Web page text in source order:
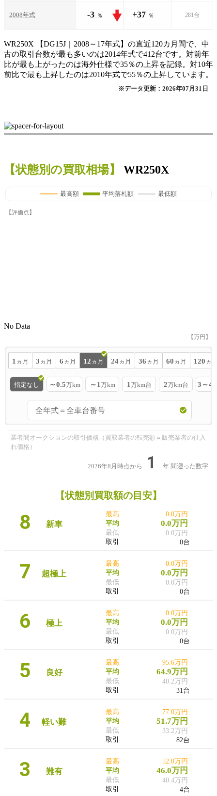
2008年式 -3 ％ +37 ％ 281台
WR250X 【DG15J｜2008～17年式】の直近120カ月間で、中
古の取引台数が最も多いのは2014年式で412台です。対前年
比が最も上がったのは海外仕様で35％の上昇を記録。対10年
前比で最も上昇したのは2010年式で55％の上昇しています。
※データ更新：2026年07月31日
【状態別の買取相場】 WR250X
最高額 平均落札額 最低額
【評価点】
No Data
【万円】
1 ヵ月 3 ヵ月 6 ヵ月 12 ヵ月 24 ヵ月 36 ヵ月 60 ヵ月 120 ヵ
指定なし ～0.5万km ～1万km 1万km台 2万km台 3～4
業者間オークションの取引価格（買取業者の転売額＝販売業者の仕入
れ価格）
2026年8月時点から 1 年 間遡った数字
【状態別買取額の目安】
8 新車
最高
平均
最低
取引
0.0万円
0.0万円
0.0万円
0台
7 超極上
最高
平均
最低
取引
0.0万円
0.0万円
0.0万円
0台
6 極上
最高
平均
最低
取引
0.0万円
0.0万円
0.0万円
0台
5 良好
最高
平均
最低
取引
95.6万円
64.9万円
40.2万円
31台
4 軽い難
最高
平均
最低
取引
77.0万円
51.7万円
33.2万円
82台
3 難有
最高
平均
最低
取引
52.0万円
46.0万円
40.4万円
4台